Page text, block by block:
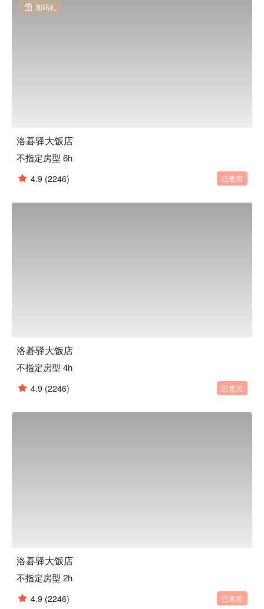
加码礼
洛碁驿大饭店
不指定房型 6h
4.9 (2246) 已售完
洛碁驿大饭店
不指定房型 4h
4.9 (2246) 已售完
洛碁驿大饭店
不指定房型 2h
4.9 (2246) 已售完